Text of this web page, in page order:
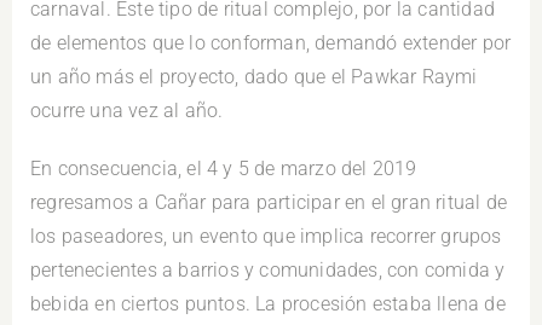
carnaval. Este tipo de ritual complejo, por la cantidad
de elementos que lo conforman, demandó extender por
un año más el proyecto, dado que el Pawkar Raymi
ocurre una vez al año.
En consecuencia, el 4 y 5 de marzo del 2019
regresamos a Cañar para participar en el gran ritual de
los paseadores, un evento que implica recorrer grupos
pertenecientes a barrios y comunidades, con comida y
bebida en ciertos puntos. La procesión estaba llena de